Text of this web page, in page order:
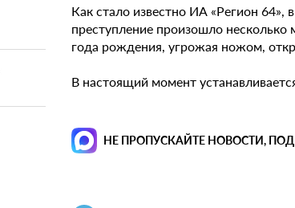
Как стало известно ИА «Регион
преступление произошло
года рождения, угрожая ножом,
В настоящий момент
НЕ ПРОПУСКАЙТЕ НОВОСТИ,